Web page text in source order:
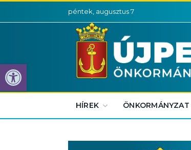
Eszköztár megnyitása
péntek, augusztus 7
HÍREK ÖNKORMÁNYZAT